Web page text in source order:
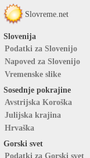
Slovreme.net
Slovenija
Podatki za Slovenijo
Napoved za Slovenijo
Vremenske slike
Sosednje pokrajine
Avstrijska Koroška
Julijska krajina
Hrvaška
Gorski svet
Podatki za Gorski svet